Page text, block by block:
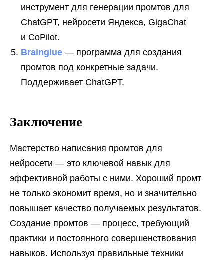
инструмент для генерации промтов для
ChatGPT, нейросети Яндекса, GigaChat
и CoPilot.
Brainglue — программа для создания
промтов под конкретные задачи.
Поддерживает ChatGPT.
Заключение
Мастерство написания промтов для
нейросети — это ключевой навык для
эффективной работы с ними. Хороший промт
не только экономит время, но и значительно
повышает качество получаемых результатов.
Создание промтов — процесс, требующий
практики и постоянного совершенствования
навыков. Используя правильные техники